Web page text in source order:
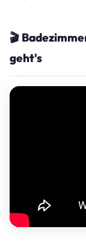
🎬
geht's